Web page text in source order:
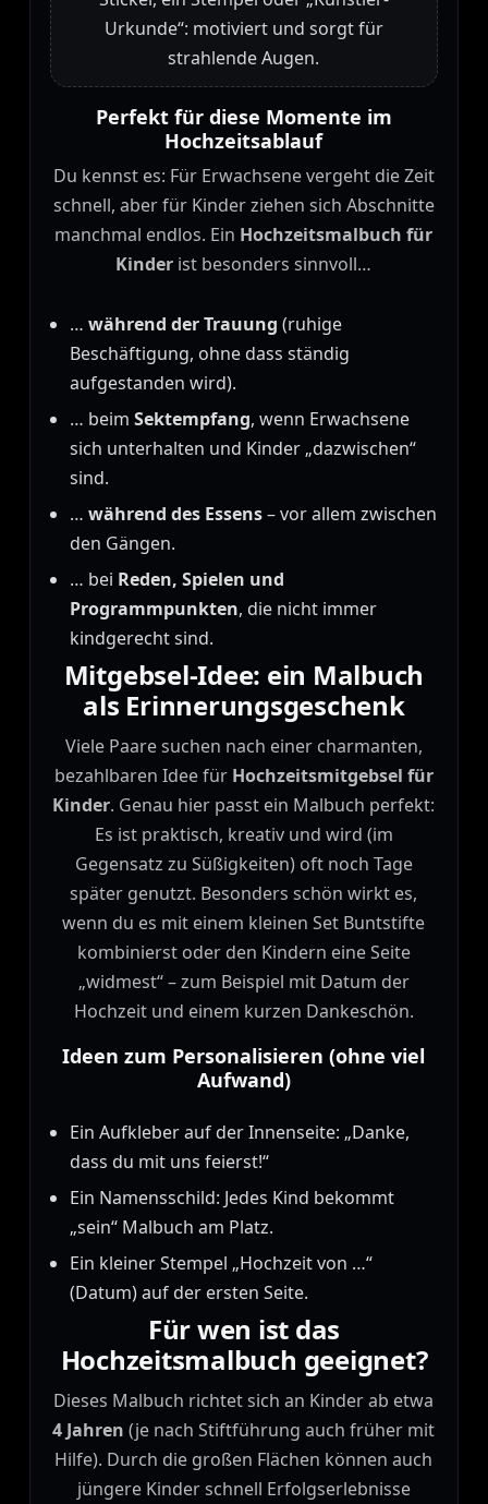
Urkunde“: motiviert und sorgt für
strahlende Augen.
Perfekt für diese Momente im
Hochzeitsablauf
Du kennst es: Für Erwachsene vergeht die Zeit
schnell, aber für Kinder ziehen sich Abschnitte
manchmal endlos. Ein Hochzeitsmalbuch für
Kinder ist besonders sinnvoll…
… während der Trauung (ruhige
Beschäftigung, ohne dass ständig
aufgestanden wird).
… beim Sektempfang, wenn Erwachsene
sich unterhalten und Kinder „dazwischen“
sind.
… während des Essens– vor allem zwischen
den Gängen.
… bei Reden, Spielen und
Programmpunkten, die nicht immer
kindgerecht sind.
Mitgebsel-Idee: ein Malbuch
als Erinnerungsgeschenk
Viele Paare suchen nach einer charmanten,
bezahlbaren Idee für Hochzeitsmitgebsel für
Kinder. Genau hier passt ein Malbuch perfekt:
Es ist praktisch, kreativ und wird (im
Gegensatz zu Süßigkeiten) oft noch Tage
später genutzt. Besonders schön wirkt es,
wenn du es mit einem kleinen Set Buntstifte
kombinierst oder den Kindern eine Seite
„widmest“ – zum Beispiel mit Datum der
Hochzeit und einem kurzen Dankeschön.
Ideen zum Personalisieren (ohne viel
Aufwand)
Ein Aufkleber auf der Innenseite: „Danke,
dass du mit uns feierst!“
Ein Namensschild: Jedes Kind bekommt
„sein“ Malbuch am Platz.
Ein kleiner Stempel „Hochzeit von …“
(Datum) auf der ersten Seite.
Für wen ist das
Hochzeitsmalbuch geeignet?
Dieses Malbuch richtet sich an Kinder ab etwa
4 Jahren (je nach Stiftführung auch früher mit
Hilfe). Durch die großen Flächen können auch
jüngere Kinder schnell Erfolgserlebnisse